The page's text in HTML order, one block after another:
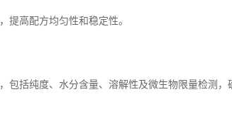
提高配方均匀性和稳定性。
包括纯度、水分含量、溶解性及微生物限量检测